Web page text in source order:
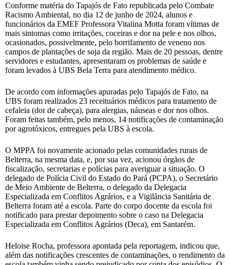
Conforme matéria do Tapajós de Fato republicada pelo Combate
Racismo Ambiental, no dia 12 de junho de 2024, alunos e
funcionários da EMEF Professora Vitalina Motta foram vítimas de
mais sintomas como irritações, coceiras e dor na pele e nos olhos,
ocasionados, possivelmente, pelo borrifamento de veneno nos
campos de plantações de soja da região. Mais de 20 pessoas, dentre
servidores e estudantes, apresentaram os problemas de saúde e
foram levados à UBS Bela Terra para atendimento médico.
De acordo com informações apuradas pelo Tapajós de Fato, na
UBS foram realizados 23 receituários médicos para tratamento de
cefaleia (dor de cabeça), para alergias, náuseas e dor nos olhos.
Foram feitas também, pelo menos, 14 notificações de contaminação
por agrotóxicos, entregues pela UBS à escola.
O MPPA foi novamente acionado pelas comunidades rurais de
Belterra, na mesma data, e, por sua vez, acionou órgãos de
fiscalização, secretarias e polícias para averiguar a situação. O
delegado de Polícia Civil do Estado do Pará (PCPA), o Secretário
de Meio Ambiente de Belterra, o delegado da Delegacia
Especializada em Conflitos Agrários, e a Vigilância Sanitária de
Belterra foram até a escola. Parte do corpo docente da escola foi
notificado para prestar depoimento sobre o caso na Delegacia
Especializada em Conflitos Agrários (Deca), em Santarém.
Heloise Rocha, professora apontada pela reportagem, indicou que,
além das notificações crescentes de contaminações, o rendimento da